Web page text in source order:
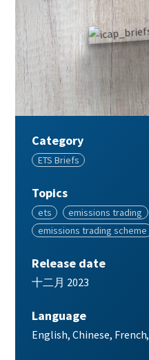
Cover
Image
Category
Category
ETS Briefs
Topics
Topics
ets
emissions trading
emissions trading scheme
Release date
Release
十二月 2023
Language
Publication
English Chinese French